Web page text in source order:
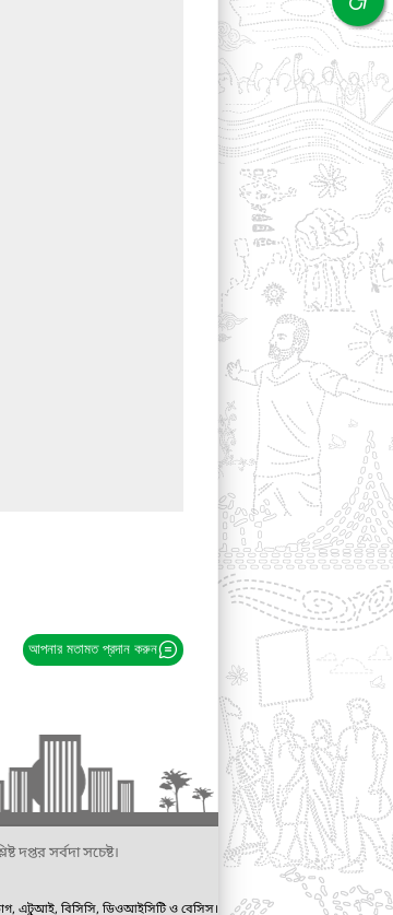
আপনার মতামত প্রদান করুন
দপ্তর সর্বদা সচেষ্ট।
এটুআই, বিসিসি, ডিওআইসিটি ও বেসিস।